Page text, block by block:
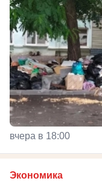
вчера в 18:00
Экономика